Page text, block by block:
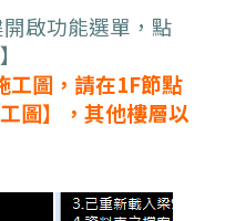
啟功能選單，點
工圖，請在1F節點
圖】，其他樓層以